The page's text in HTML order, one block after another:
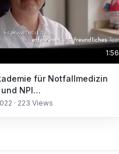
1:56
für Notfallmedizin
NPI
Institut
· 223 Views